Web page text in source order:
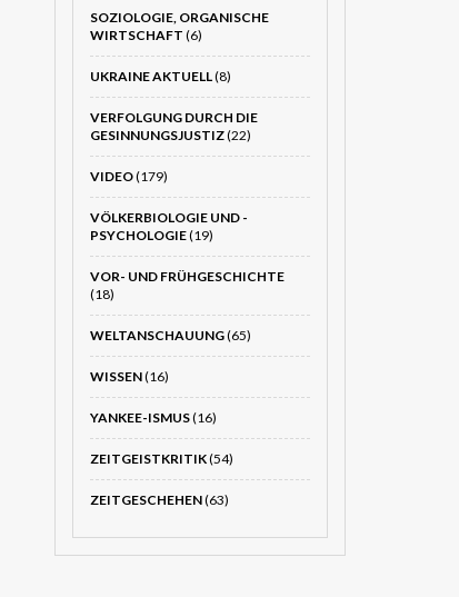
SOZIOLOGIE, ORGANISCHE
WIRTSCHAFT (6)
UKRAINE AKTUELL(8)
VERFOLGUNG DURCH DIE
GESINNUNGSJUSTIZ(22)
VIDEO(179)
VÖLKERBIOLOGIE UND -
PSYCHOLOGIE(19)
VOR- UND FRÜHGESCHICHTE
(18)
WELTANSCHAUUNG(65)
WISSEN(16)
YANKEE-ISMUS(16)
ZEITGEISTKRITIK(54)
ZEITGESCHEHEN(63)